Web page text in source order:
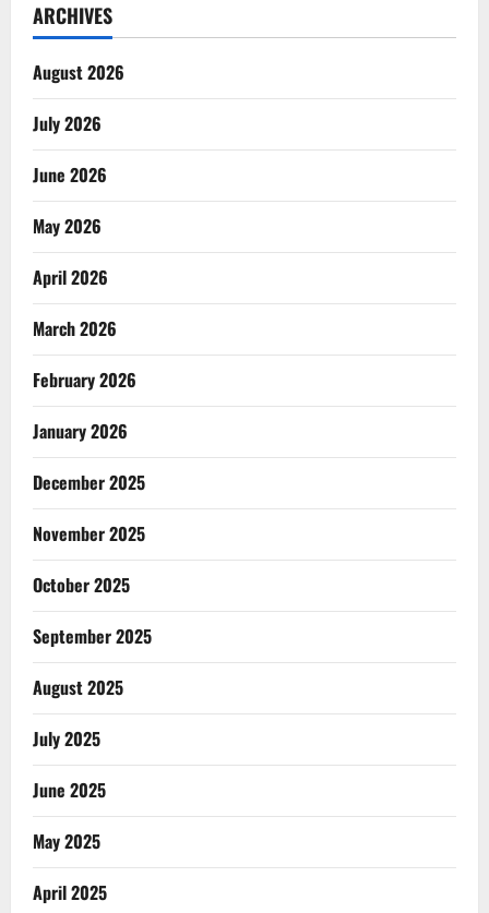
ARCHIVES
August 2026
July 2026
June 2026
May 2026
April 2026
March 2026
February 2026
January 2026
December 2025
November 2025
October 2025
September 2025
August 2025
July 2025
June 2025
May 2025
April 2025